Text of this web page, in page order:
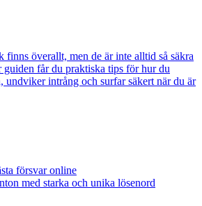
överallt, men de är inte alltid så säkra
guiden får du praktiska tips för hur du
undviker intrång och surfar säkert när du är
försvar online
med starka och unika lösenord